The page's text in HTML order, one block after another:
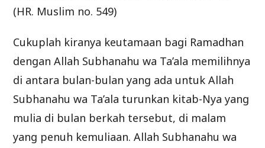
(HR. Muslim no. 549)
Cukuplah kiranya keutamaan bagi Ramadhan
dengan Allah Subhanahu wa Ta’ala memilihnya
di antara bulan-bulan yang ada untuk Allah
Subhanahu wa Ta’ala turunkan kitab-Nya yang
mulia di bulan berkah tersebut, di malam
yang penuh kemuliaan. Allah Subhanahu wa